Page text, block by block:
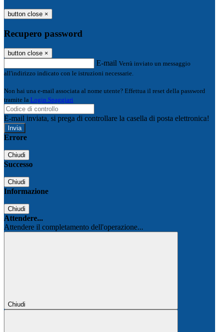
button close ×
Recupero password
button close ×
E-mail Verrà inviato un messaggio
all'indirizzo indicato con le istruzioni necessarie.
Non hai una e-mail associata al nome utente? Effettua il reset della password
tramite la Login Spaggiari
E-mail inviata, si prega di controllare la casella di posta elettronica!
Errore
Chiudi
Successo
Chiudi
Informazione
Chiudi
Attendere...
Attendere il completamento dell'operazione...
Chiudi